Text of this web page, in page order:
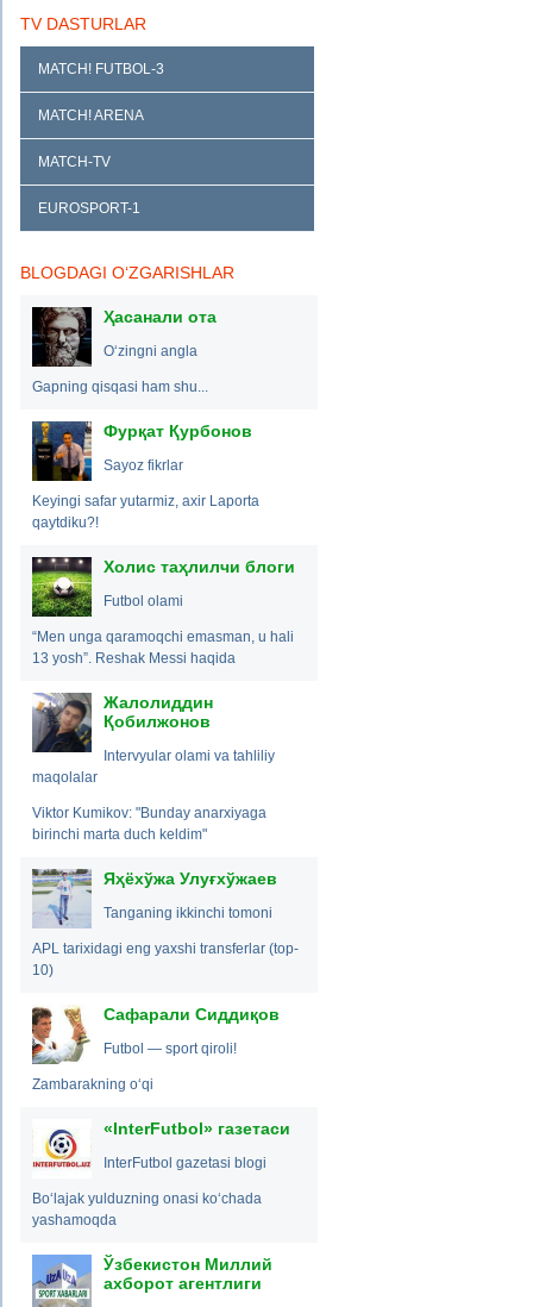
TV DASTURLAR
MATCH! FUTBOL-3
MATCH! ARENA
MATCH-TV
EUROSPORT-1
BLOGDAGI O‘ZGARISHLAR
Ҳасанали ота
O‘zingni angla
Gapning qisqasi ham shu...
Фурқат Қурбонов
Sayoz fikrlar
Keyingi safar yutarmiz, axir Laporta
qaytdiku?!
Холис таҳлилчи блоги
Futbol olami
“Men unga qaramoqchi emasman, u hali
13 yosh”. Reshak Messi haqida
Жалолиддин
Қобилжонов
Intervyular olami va tahliliy
maqolalar
Viktor Kumikov: "Bunday anarxiyaga
birinchi marta duch keldim"
Яҳёхўжа Улуғхўжаев
Tanganing ikkinchi tomoni
APL tarixidagi eng yaxshi transferlar (top-
10)
Сафарали Сиддиқов
Futbol — sport qiroli!
Zambarakning o‘qi
«InterFutbol» газетаси
InterFutbol gazetasi blogi
Bo‘lajak yulduzning onasi ko‘chada
yashamoqda
Ўзбекистон Миллий
ахборот агентлиги